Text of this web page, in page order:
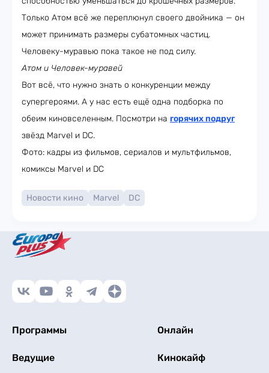
Только Атом всё же переплюнул своего двойника — он
может принимать размеры субатомных частиц.
Человеку-муравью пока такое не под силу.
Атом и Человек-муравей
Вот всё, что нужно знать о конкуренции между
супергероями. А у нас есть ещё одна подборка по
обеим киновселенным. Посмотри на горячих подруг
звёзд Marvel и DC.
Фото: кадры из фильмов, сериалов и мультфильмов,
комиксы Marvel и DC
Новости кино Marvel DC
Программы Онлайн
Ведущие Кинокайф